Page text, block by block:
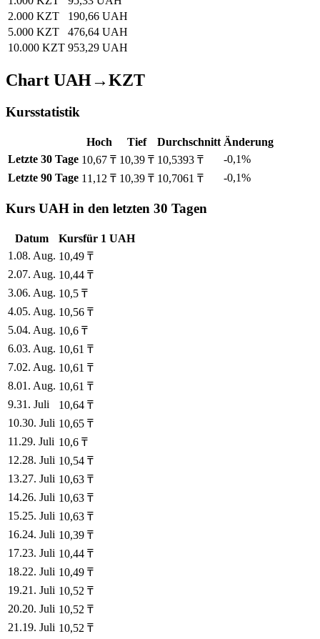
2.000 KZT
190,66 UAH
5.000 KZT
476,64 UAH
10.000 KZT 953,29 UAH
Chart UAH→KZT
Kursstatistik
Hoch Tief Durchschnitt Änderung
Letzte 30 Tage 10,67 ₸ 10,39 ₸ 10,5393 ₸
-0,1%
Letzte 90 Tage 11,12 ₸ 10,39 ₸ 10,7061 ₸ -0,1%
Kurs UAH in den letzten 30 Tagen
Datum Kursfür 1 UAH
1 .08. Aug. 10,49 ₸
2.07. Aug. 10,44 ₸
3.06. Aug. 10,5 ₸
4.05. Aug. 10,56 ₸
5.04. Aug. 10,6 ₸
6.03. Aug. 10,61 ₸
7.02. Aug. 10,61 ₸
8.01. Aug. 10,61 ₸
9.31. Juli 10,64 ₸
10.30. Juli 10,65 ₸
11 .29. Juli 10,6 ₸
12.28. Juli 10,54 ₸
13.27. Juli 10,63 ₸
14.26. Juli 10,63 ₸
15.25. Juli 10,63 ₸
16.24. Juli 10,39 ₸
17.23. Juli 10,44 ₸
18.22. Juli 10,49 ₸
19.21. Juli 10,52 ₸
20.20. Juli 10,52 ₸
21 .19. Juli 10,52 ₸